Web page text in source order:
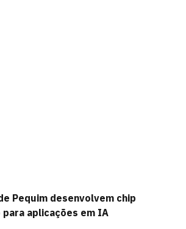
Pequim desenvolvem chip
aplicações em IA